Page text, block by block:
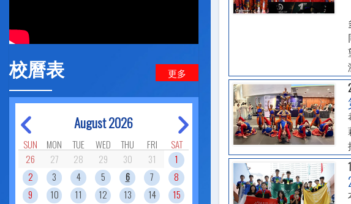
更多
校曆表
August 2026
SUN MON TUE WED THU FRI
SAT
26
27 28 29 30 31
1
2
3 4 5 6 7
8
9
10 11 12 13 14
15